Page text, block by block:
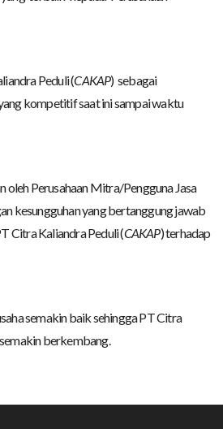
Peduli (CAKAP) sebagai
kompetitif saat ini sampai waktu
oleh Perusahaan Mitra/Pengguna Jasa
kesungguhan yang bertanggung jawab
Citra Kaliandra Peduli (CAKAP) terhadap
semakin baik sehingga PT Citra
berkembang.